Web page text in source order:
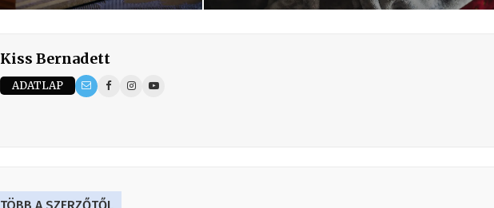
Kiss Bernadett
ADATLAP
TÖBB A SZERZŐTŐL